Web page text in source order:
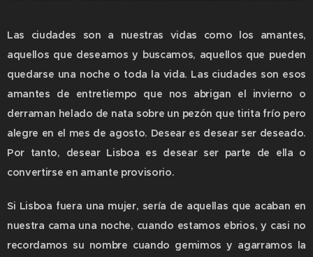
Las ciudades son a nuestras vidas como los amantes,
aquellos que deseamos y buscamos, aquellos que pueden
quedarse una noche o toda la vida. Las ciudades son esos
amantes de entretiempo que nos abrigan el invierno o
derraman helado de nata sobre un pezón que tirita frío pero
alegre en el mes de agosto. Desear es desear ser deseado.
Por tanto, desear Lisboa es desear ser parte de ella o
convertirse en amante provisorio.
Si Lisboa fuera una mujer, sería de aquellas que acaban en
nuestra cama una noche, cuando estamos ebrios, y casi no
recordamos su nombre cuando gemimos y agarramos la